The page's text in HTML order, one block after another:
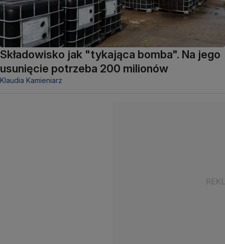
Składowisko jak "tykająca bomba". Na jego
usunięcie potrzeba 200 milionów
Klaudia Kamieniarz